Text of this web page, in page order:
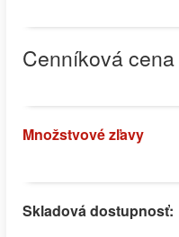
Cenníková cena
Množstvové zľavy
Skladová dostupnosť: